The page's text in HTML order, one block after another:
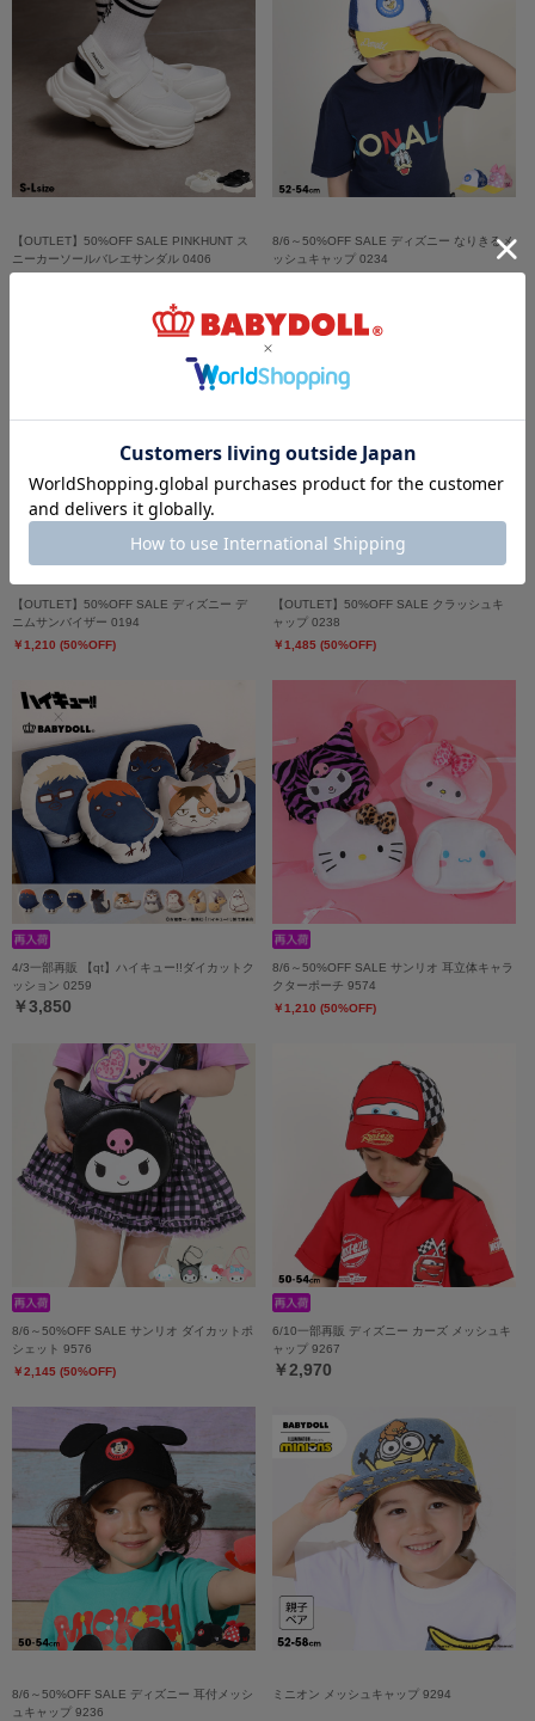
【OUTLET】50%OFF SALE PINKHUNT ス
ニーカーソールバレエサンダル 0406
8/6～50%OFF SALE ディズニー なりきるメ
ッシュキャップ 0234
【OUTLET】50%OFF SALE ディズニー デ
ニムサンバイザー 0194
￥1,210 (50%OFF)
【OUTLET】50%OFF SALE クラッシュキ
ャップ 0238
￥1,485 (50%OFF)
4/3一部再販 【qt】ハイキュー!!ダイカットク
ッション 0259
￥3,850
8/6～50%OFF SALE サンリオ 耳立体キャラ
クターポーチ 9574
￥1,210 (50%OFF)
8/6～50%OFF SALE サンリオ ダイカットポ
シェット 9576
￥2,145 (50%OFF)
6/10一部再販 ディズニー カーズ メッシュキ
ャップ 9267
￥2,970
8/6～50%OFF SALE ディズニー 耳付メッシ
ュキャップ 9236
ミニオン メッシュキャップ 9294